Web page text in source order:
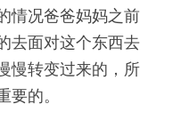
情况爸爸妈妈之前
去面对这个东西去
慢转变过来的，所
的。